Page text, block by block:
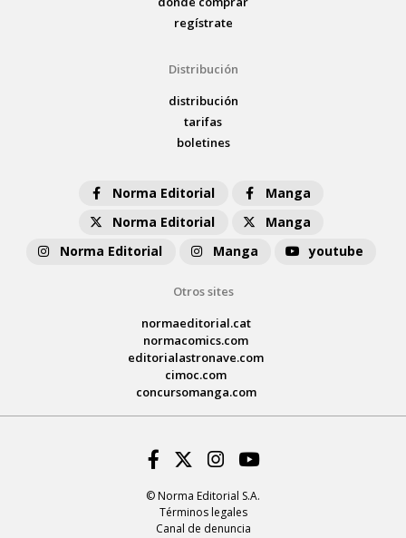
regístrate
Distribución
distribución
tarifas
boletines
Norma Editorial
Manga
Norma Editorial
Manga
Norma Editorial
Manga youtube
Otros sites
normaeditorial.cat
normacomics.com
editorialastronave.com
cimoc.com
concursomanga.com
© Norma Editorial S.A.
Términos legales
Canal de denuncia
Facebook
Twitter
Instagram
Youtube